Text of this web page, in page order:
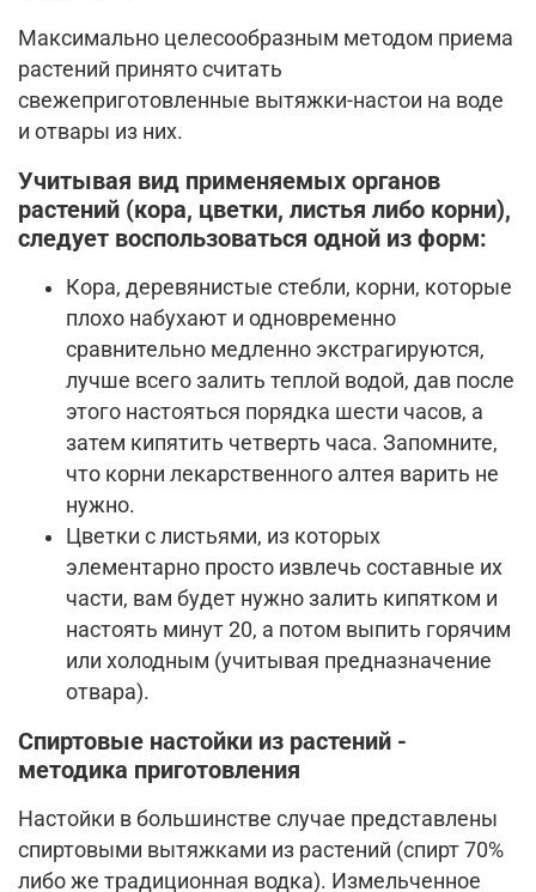
Максимально целесообразным методом приема
растений принято считать
свежеприготовленные вытяжки-настои на воде
и отвары из них.
Учитывая вид применяемых органов
растений (кора, цветки, листья либо корни),
следует воспользоваться одной из форм:
Кора, деревянистые стебли, корни, которые
плохо набухают и одновременно
сравнительно медленно экстрагируются,
лучше всего залить теплой водой, дав после
этого настояться порядка шести часов, а
затем кипятить четверть часа. Запомните,
что корни лекарственного алтея варить не
нужно.
Цветки с листьями, из которых
элементарно просто извлечь составные их
части, вам будет нужно залить кипятком и
настоять минут 20, а потом выпить горячим
или холодным (учитывая предназначение
отвара).
Спиртовые настойки из растений -
методика приготовления
Настойки в большинстве случае представлены
спиртовыми вытяжками из растений (спирт 70%
либо же традиционная водка). Измельченное